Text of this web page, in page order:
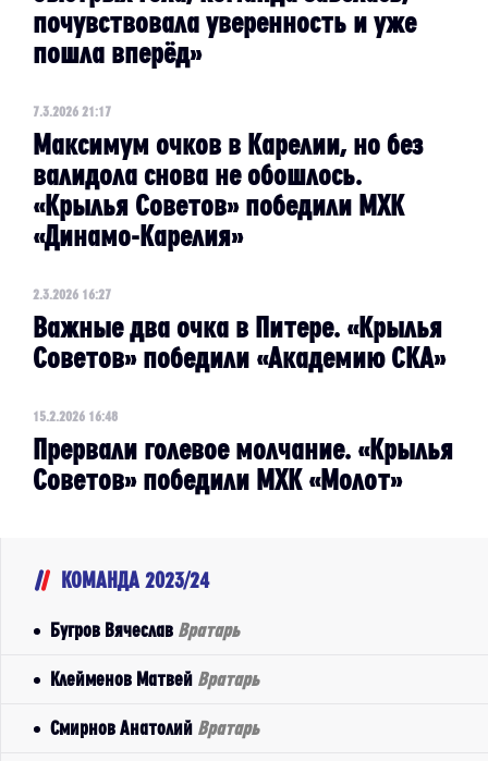
почувствовала уверенность и уже
пошла вперёд»
7.3.2026 21:17
Максимум очков в Карелии, но без
валидола снова не обошлось.
«Крылья Советов» победили МХК
«Динамо-Карелия»
2.3.2026 16:27
Важные два очка в Питере. «Крылья
Советов» победили «Академию СКА»
15.2.2026 16:48
Прервали голевое молчание. «Крылья
Советов» победили МХК «Молот»
КОМАНДА 2023/24
Бугров Вячеслав Вратарь
Клейменов Матвей Вратарь
Смирнов Анатолий Вратарь